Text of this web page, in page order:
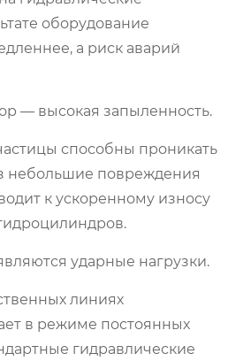
оборудование
а риск аварий
— высокая запыленность.
способны проникать
небольшие повреждения
к ускоренному износу
ударные нагрузки.
линиях
в режиме постоянных
гидравлические